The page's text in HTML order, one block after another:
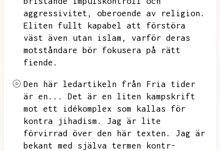
aggressivitet,
oberoende av religion.
Eliten fullt kapabel att förstöra
väst även utan islam,
varför deras
motståndare bör fokusera på rätt
fiende.
Den här ledartikeln från Fria tider
är en...
Det är en liten kampskrift
mot ett idékomplex som kallas för
kontra jihadism.
Jag är lite
förvirrad över den här texten.
Jag är
bekant med själva termen kontr-